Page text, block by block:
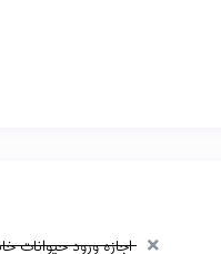
اجازه ورود حیوانات